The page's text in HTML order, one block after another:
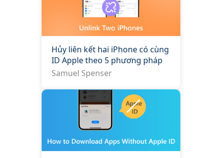
Hủy liên kết hai iPhone có cùng
ID Apple theo 5 phương pháp
Samuel Spenser